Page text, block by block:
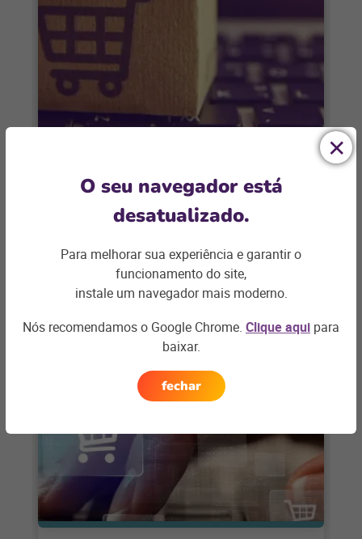
Semana do Brasil: como
aproveitar a data como preparo
A Semana do Brasil é uma grande
oportunidade para vender mais,
conquistar mais clientes e preparar seu e-
commerce para a
+ saiba mais
O seu navegador está
desatualizado.
Para melhorar sua experiência e garantir o
funcionamento do site,
instale um navegador mais moderno.
Nós recomendamos o Google Chrome. Clique aqui para
baixar.
fechar